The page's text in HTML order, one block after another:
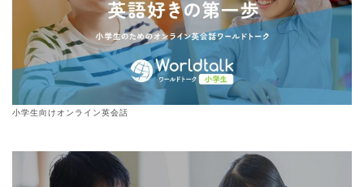
小学生向けオンライン英会話